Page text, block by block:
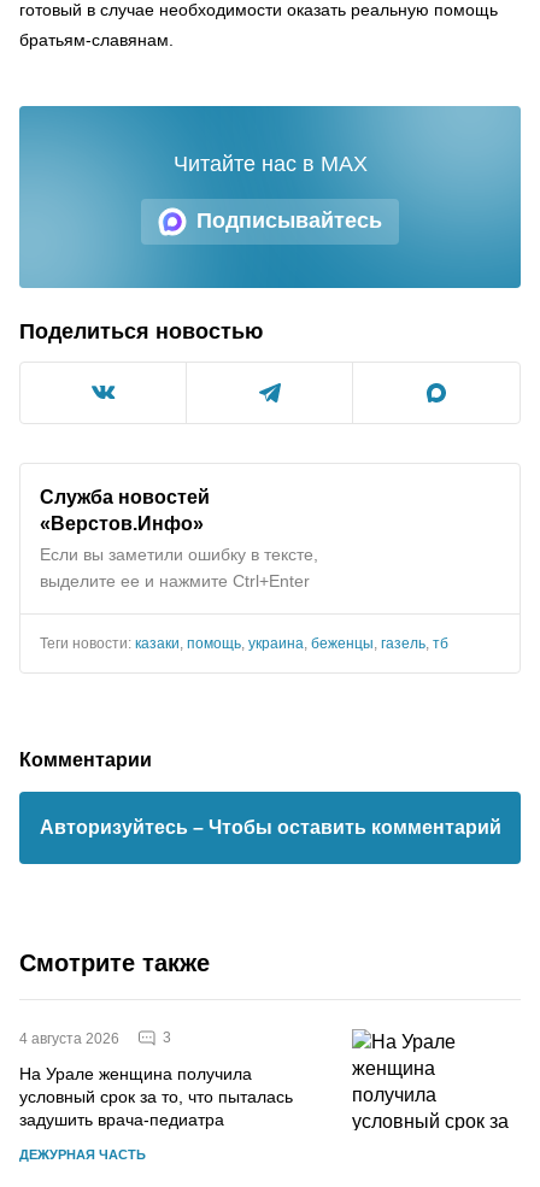
готовый в случае необходимости оказать реальную помощь
братьям-славянам.
Подписывайтесь
Читайте нас в MAX
Поделиться новостью
Служба новостей
«Верстов.Инфо»
Если вы заметили ошибку в тексте,
выделите ее и нажмите Ctrl+Enter
Теги новости: казаки помощь украина беженцы газель тб
Комментарии
Авторизуйтесь – Чтобы оставить комментарий
Смотрите также
4 августа 2026 3
На Урале женщина получила
условный срок за то, что пыталась
задушить врача-педиатра
ДЕЖУРНАЯ ЧАСТЬ